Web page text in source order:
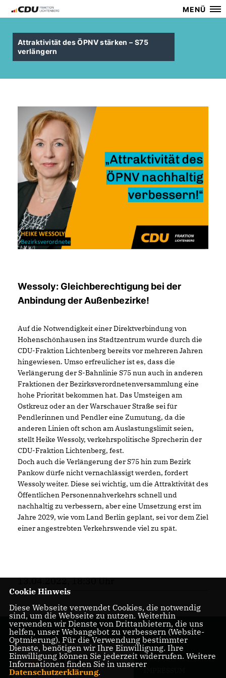
MENÜ
Attraktivität des ÖPNV stärken – S75
verlängern
Wessoly: Gleichberechtigung bei der
Anbindung der Außenbezirke!
Auf die Notwendigkeit einer Direktverbindung von
Hohenschönhausen ins Stadtzentrum wurde durch die
CDU-Fraktion Lichtenberg bereits vor mehreren Jahren
hingewiesen. Umso erfreulicher ist es, dass die
Verlängerung der S-Bahnlinie S75 nun auch in anderen
Fraktionen der Bezirksverordnetenversammlung eine
hohe Priorität bekommen hat. Das Umsteigen am
Ostkreuz oder an der Warschauer Straße sei für
Pendlerinnen und Pendler eine Zumutung, da die
anderen Linien oft schon am Auslastungslimit seien,
stellt Heike Wessoly, verkehrspolitische Sprecherin der
CDU-Fraktion Lichtenberg, fest.
Doch auch die Verlängerung der S75 hin zum Bezirk
Pankow dürfe nicht vernachlässigt werden, fordert
Wessoly weiter. Diese sei wichtig, um die Attraktivität des
Öffentlichen Personennahverkehrs schnell und
nachhaltig zu verbessern, aber eine Umsetzung erst im
Jahre 2029, wie vom Land Berlin geplant, sei vor dem Ziel
einer angestrebten Verkehrswende viel zu spät.
13.04.2022, 18:30 Uhr
Cookie Hinweis
Diese Webseite verwendet Cookies, die notwendig
sind, um die Webseite zu nutzen. Weiterhin
verwenden wir Dienste von Drittanbietern, die uns
helfen, unser Webangebot zu verbessern (Website-
Optmierung). Für die Verwendung bestimmter
Dienste, benötigen wir Ihre Einwilligung. Ihre
Einwilligung können Sie jederzeit widerrufen. Weitere
Informationen finden Sie in unserer
Datenschutzerklärung.